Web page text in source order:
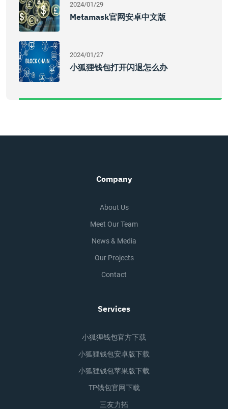
2024/01/29
Metamask官网安卓中文版
2024/01/27
小狐狸钱包打开闪退怎么办
Company
About Us
Meet Our Team
News & Media
Our Projects
Contact
Services
小狐狸钱包官方下载
小狐狸钱包安卓版下载
小狐狸钱包苹果版下载
TP钱包官网下载
三友力拓